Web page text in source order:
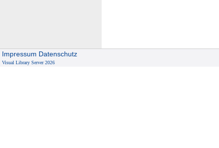
Impressum Datenschutz
Visual Library Server 2026